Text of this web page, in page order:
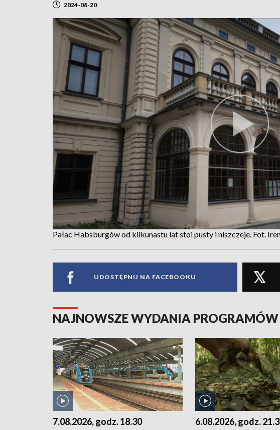
2024-08-20
Pałac Habsburgów od kilkunastu lat stoi pusty i niszczeje. Fot.
UDOSTĘPNIJ NA FACEBOOKU
NAJNOWSZE WYDANIA PROGRAMÓW
7.08.2026, godz. 18.30 6.08.2026, godz.